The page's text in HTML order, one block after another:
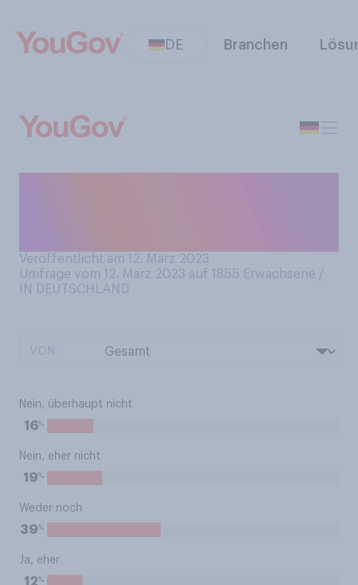
DE Branchen
Veröffentlicht am 12. März 2023
Umfrage vom 12. März 2023 auf 1855 Erwachsene /
IN DEUTSCHLAND
Nein, überhaupt nicht
16%
Nein, eher nicht
19%
Weder noch
39%
Ja, eher
12%